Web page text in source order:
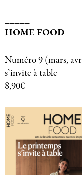
HOME FOOD
Numéro 9 (mars,
s’invite à table
8,90€